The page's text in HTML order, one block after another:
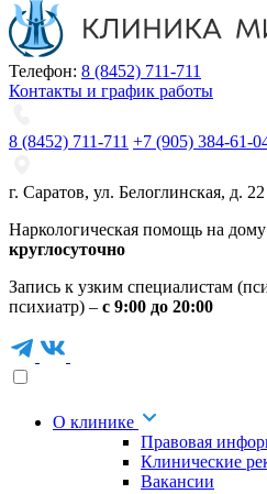
Телефон: 8 (8452) 711-711
Контакты и график работы
8 (8452) 711-711 +7 (905) 384-61-
г. Саратов, ул. Белоглинская, д. 22
Наркологическая помощь на
круглосуточно
Запись к узким специалистам
психиатр) – с 9:00 до 20:00
О клинике
Правовая
Клинические
Вакансии